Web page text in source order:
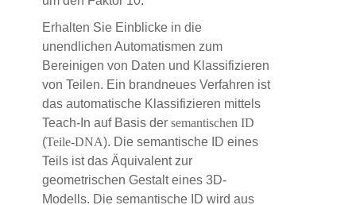
Erhalten Sie Einblicke in die
unendlichen Automatismen zum
Bereinigen von Daten und Klassifizieren
von Teilen. Ein brandneues Verfahren ist
das automatische Klassifizieren mittels
Teach-In auf Basis dersemantischen ID
(Teile-DNA). Die semantische ID eines
Teils ist das Äquivalent zur
geometrischen Gestalt eines 3D-
Modells. Die semantische ID wird aus